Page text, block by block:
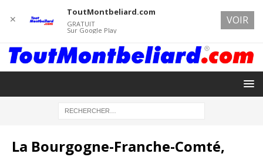
La Bourgogne-Franche-Comté,
✕
ToutMontbeliard.com
GRATUIT
Sur Google Play
VOIR